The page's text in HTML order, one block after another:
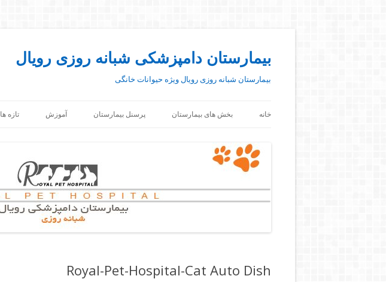
بیمارستان دامپزشکی شبانه روزی رویال
بیمارستان شبانه روزی رویال ویژه حیوانات خانگی
خانه بخش های بیمارستان پرسنل بیمارستان آموزش
گربه ها
پرندگان
جوندگان
تازه ها
Royal-Pet-Hospital-Cat Auto Dish